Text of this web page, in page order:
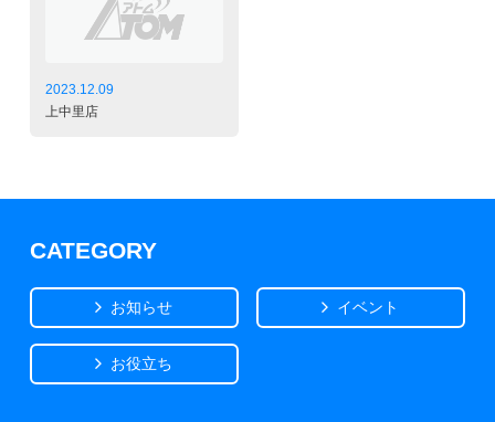
2023.12.09
上中里店
CATEGORY
お知らせ イベント
お役立ち